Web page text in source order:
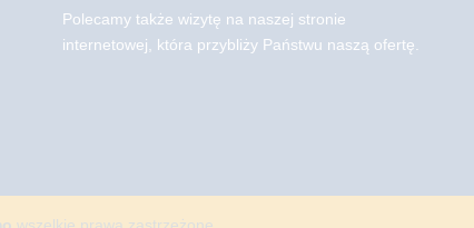
Polecamy także wizytę na naszej stronie
internetowej, która przybliży Państwu naszą ofertę.